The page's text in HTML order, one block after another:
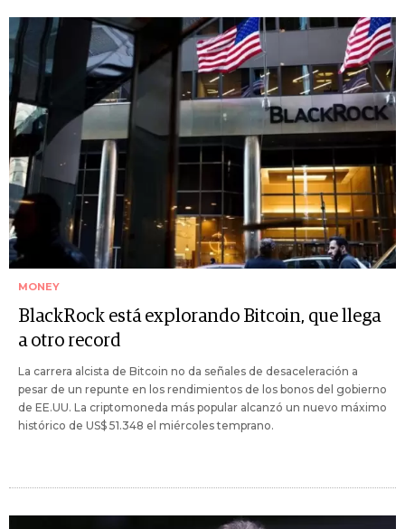
MONEY
BlackRock está explorando Bitcoin, que llega
a otro record
La carrera alcista de Bitcoin no da señales de desaceleración a
pesar de un repunte en los rendimientos de los bonos del gobierno
de EE.UU. La criptomoneda más popular alcanzó un nuevo máximo
histórico de US$ 51.348 el miércoles temprano.